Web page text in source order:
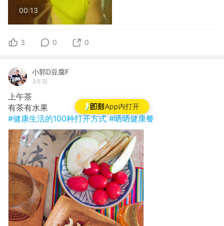
App内打开
00:13
3 0 0
小郭D豆腐F
3年前
上午茶
有茶有水果
#健康生活的100种打开方式#晒晒健康餐